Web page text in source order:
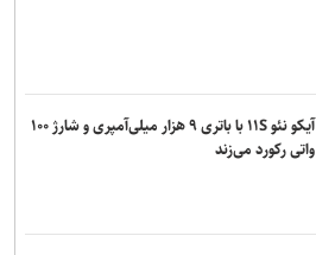
آیکو نئو ۱۱S با باتری ۹ هزار میلی‌آمپری و شارژ ۱۰۰
واتی رکورد می‌زند